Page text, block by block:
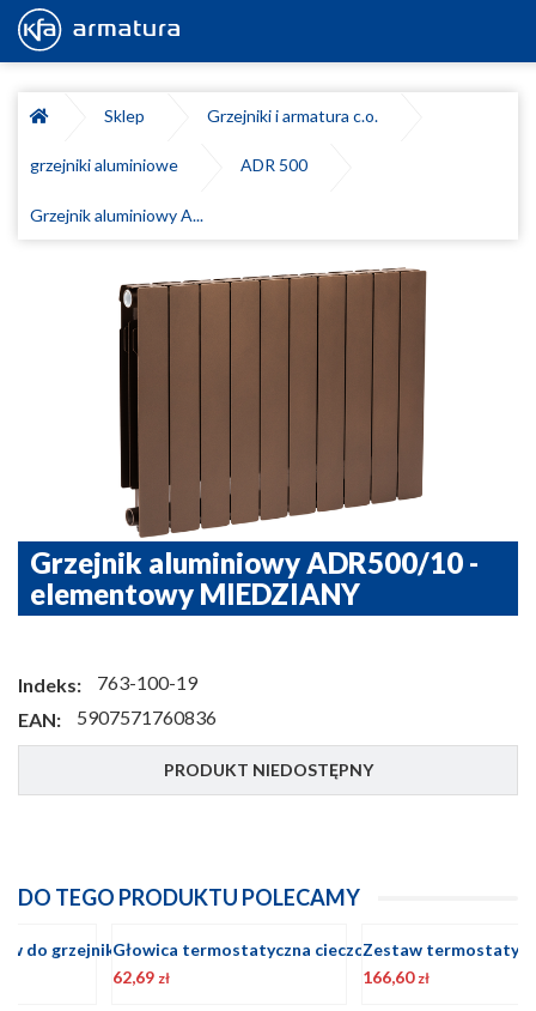
Sklep Grzejniki i armatura c.o.
grzejniki aluminiowe ADR 500
Grzejnik aluminiowy A...
Grzejnik aluminiowy ADR500/10 -
elementowy MIEDZIANY
Indeks:
763-100-19
EAN:
5907571760836
PRODUKT NIEDOSTĘPNY
DO TEGO PRODUKTU POLECAMY
Komplet wieszaków do grzejnika z kołkiem rozporowym w kolorze MIEDZIANY
Głowica termostatyczna cieczowa GT MIEDZIANA